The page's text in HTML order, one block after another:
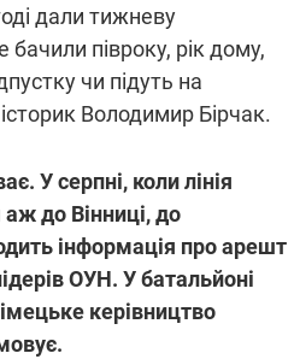
дали тижневу
бачили півроку, рік дому,
чи підуть на
Володимир Бірчак.
У серпні, коли лінія
до Вінниці, до
інформація про арешт
ОУН. У батальйоні
керівництво